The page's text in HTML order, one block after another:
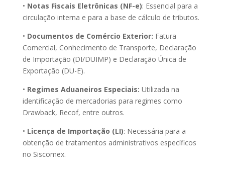
• Notas Fiscais Eletrônicas (NF-e): Essencial para a
circulação interna e para a base de cálculo de tributos.
• Documentos de Comércio Exterior: Fatura
Comercial, Conhecimento de Transporte, Declaração
de Importação (DI/DUIMP) e Declaração Única de
Exportação (DU-E).
• Regimes Aduaneiros Especiais: Utilizada na
identificação de mercadorias para regimes como
Drawback, Recof, entre outros.
• Licença de Importação (LI): Necessária para a
obtenção de tratamentos administrativos específicos
no Siscomex.